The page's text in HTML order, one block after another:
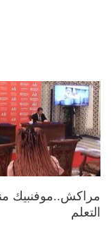
مراكش..موفنبيك
التعلم